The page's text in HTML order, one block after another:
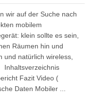
wir auf der Suche nach
mobilem
klein sollte es sein,
Räumen hin und
und natürlich wireless,
Fazit Video (
Daten Mobiler ...